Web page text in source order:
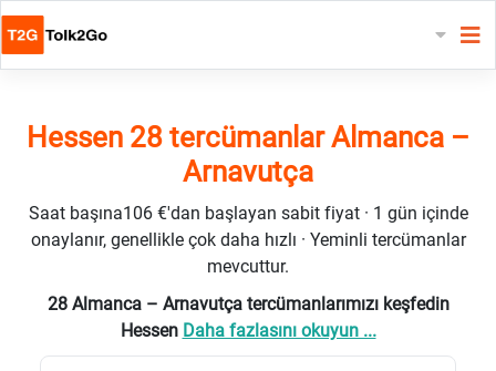
Hessen 28 tercümanlar Almanca –
Arnavutça
Saat başına106 €'dan başlayan sabit fiyat · 1 gün içinde
onaylanır, genellikle çok daha hızlı · Yeminli tercümanlar
mevcuttur.
28 Almanca – Arnavutça tercümanlarımızı keşfedin
Hessen Daha fazlasını okuyun ...